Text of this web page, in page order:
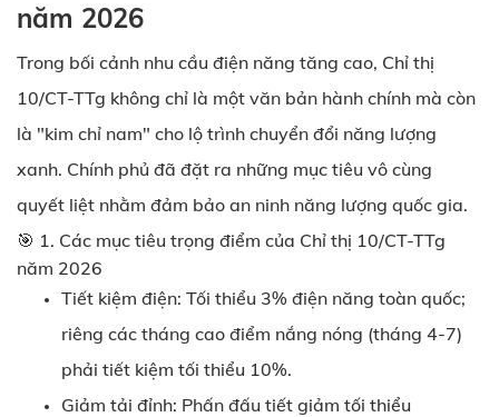
năm 2026
Trong bối cảnh nhu cầu điện năng tăng cao, Chỉ thị
10/CT-TTg không chỉ là một văn bản hành chính mà còn
là "kim chỉ nam" cho lộ trình chuyển đổi năng lượng
xanh. Chính phủ đã đặt ra những mục tiêu vô cùng
quyết liệt nhằm đảm bảo an ninh năng lượng quốc gia.
🎯 1. Các mục tiêu trọng điểm của Chỉ thị 10/CT-TTg
năm 2026
Tiết kiệm điện: Tối thiểu 3% điện năng toàn quốc;
riêng các tháng cao điểm nắng nóng (tháng 4-7)
phải tiết kiệm tối thiểu 10%.
Giảm tải đỉnh: Phấn đấu tiết giảm tối thiểu